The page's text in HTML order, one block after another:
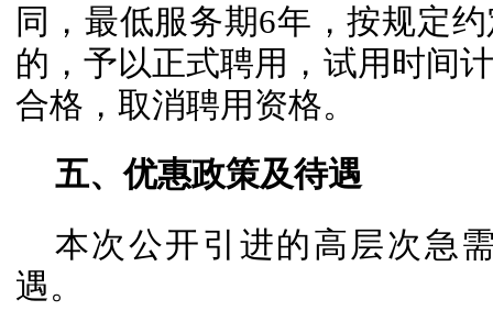
同，最低服务期6年，按规定
的，予以正式聘用，试用时间
合格，取消聘用资格。
五、优惠政策及待遇
本次公开引进的高层次急
遇。